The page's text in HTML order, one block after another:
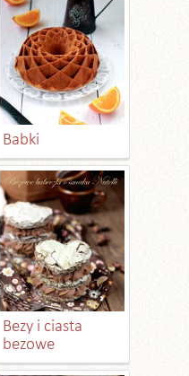
Babki
Bezy i ciasta
bezowe